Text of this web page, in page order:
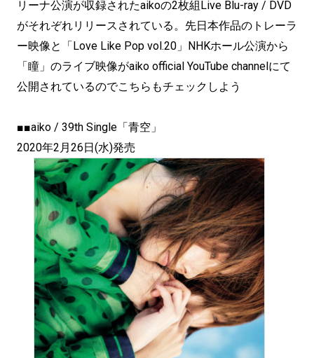
リーナ公演が収録されたaikoの2枚組Live Blu-ray / DVD
がそれぞれリリースされている。先日本作品のトレーラ
ー映像と「Love Like Pop vol.20」NHKホール公演から
「瞳」のライブ映像がaiko official YouTube channelにて
公開されているのでこちらもチェックしよう
■■aiko / 39th Single「青空」
2020年2月26日(水)発売